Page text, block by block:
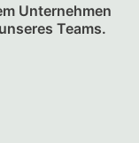
Unternehmen
Teams.